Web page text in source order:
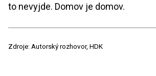
to nevyjde. Domov je domov.
Zdroje: Autorský rozhovor, HDK